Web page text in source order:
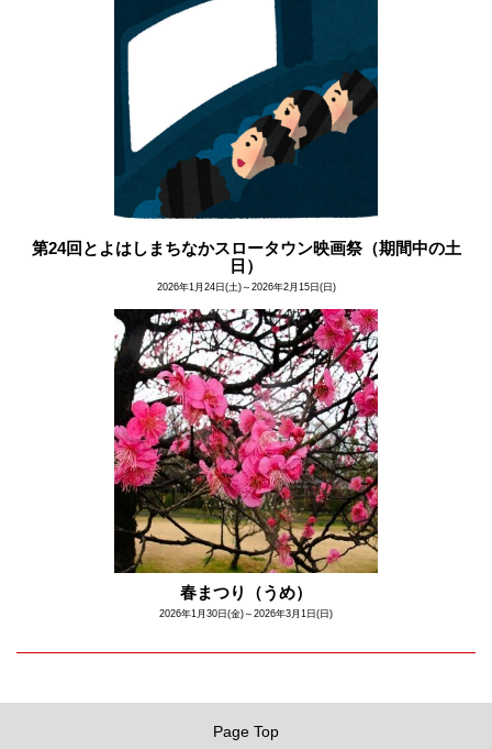
第24回とよはしまちなかスロータウン映画祭（期間中の土
日）
2026年1月24日(土)～2026年2月15日(日)
春まつり（うめ）
2026年1月30日(金)～2026年3月1日(日)
Page Top